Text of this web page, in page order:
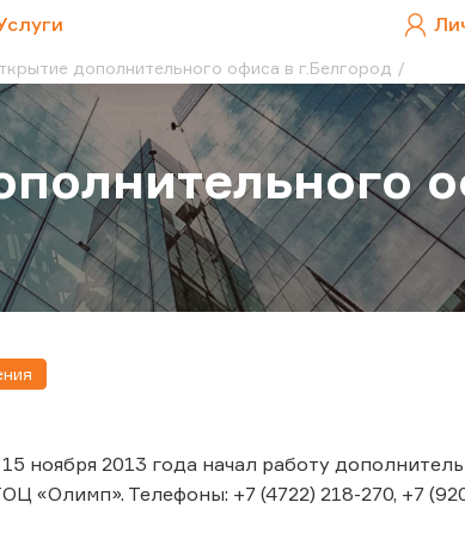
дополнительного офиса в г.Белгород
ноября 2013 года начал работу
«Олимп». Телефоны: +7 (4722) 218-270, +7